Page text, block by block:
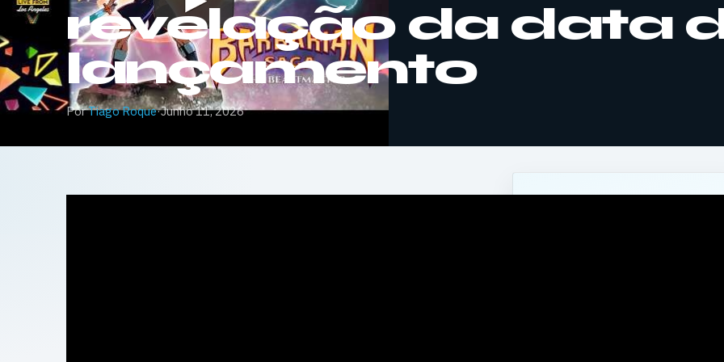
revelação da data
lançamento
PorTiago Roque·Junho 11, 2026